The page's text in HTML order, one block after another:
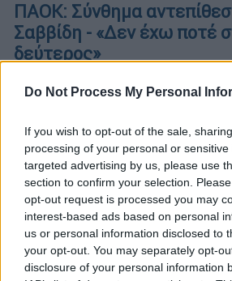
Do Not Process My Personal
If you wish to opt-out of the sale,
processing of your personal or
targeted advertising by us, please use
section to confirm your selection.
opt-out request is processed you may
interest-based ads based on personal
us or personal information disclosed to
your opt-out. You may separately opt-
disclosure of your personal information
ΠΑΟΚ: Σύνθημα
Σαββίδη - «Δεν έχω ποτέ
δεύτερος»
Παραμονές της έναρξης του
πρωταθλήματος Super
Skype με τους Ραζβάν
Μπότο και έδωσε σύνθημα
ζητώντας απ' όλους τη